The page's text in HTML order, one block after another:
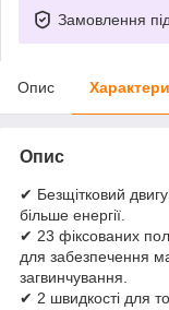
Замовлення
Опис
Опис
✔ Безщітковий
більше енергії.
✔ 23 фіксованих
для забезпечення
загвинчування.
✔ 2 швидкості для